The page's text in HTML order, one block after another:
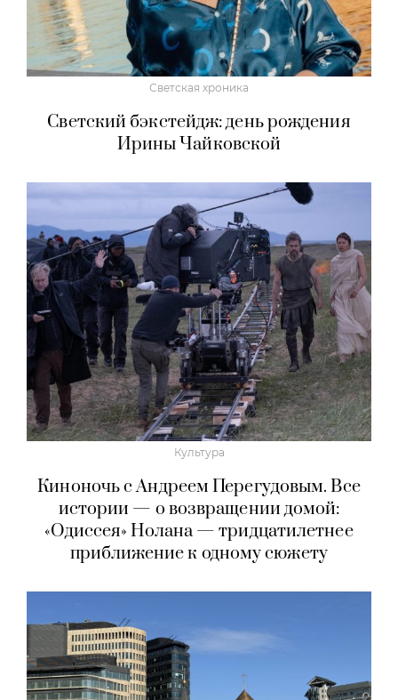
Светская хроника
Светский бэкстейдж: день рождения
Ирины Чайковской
Культура
Киноночь с Андреем Перегудовым. Все
истории — о возвращении домой:
«Одиссея» Нолана — тридцатилетнее
приближение к одному сюжету